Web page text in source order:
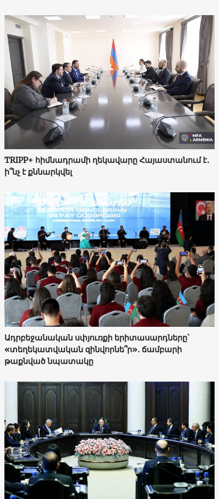
TRIPP+ հիմնադրամի ղեկավարը Հայաստանում է․
ի՞նչ է քննարկվել
Ադրբեջանական սփյուռքի երիտասարդները՝
«տեղեկատվական զինվորնե՞ր»․ ճամբարի
թաքնված նպատակը